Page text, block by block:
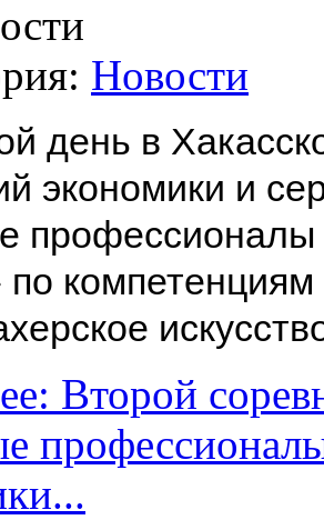
Новости
день в
экономики и
профессионалы
по
Второй